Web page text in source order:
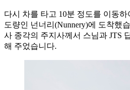
다시 차를 타고 10분 정도를 이동
도량인 넌너리(Nunnery)에 도착했
사 종각의 주지사께서 스님과 JTS
해 주었습니다.